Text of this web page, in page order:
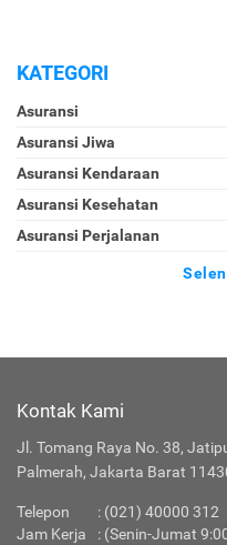
KATEGORI
Asuransi
Asuransi Jiwa
Asuransi Kendaraan
Asuransi Kesehatan
Asuransi Perjalanan
Kontak Kami
Jl. Tomang Raya No. 38,
Palmerah, Jakarta Barat
Telepon : (021) 40000 312
Jam Kerja
: (Senin-Jumat